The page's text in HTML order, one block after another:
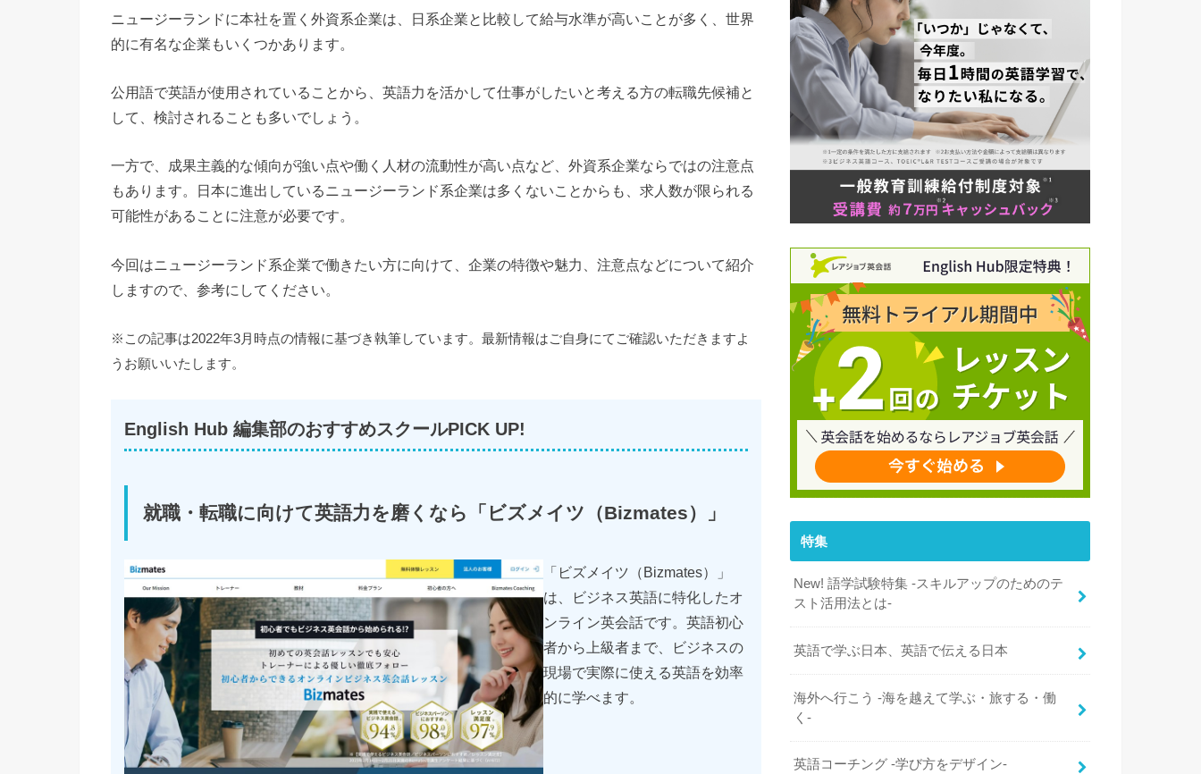
ニュージーランドに本社を置く外資系企業は、日系企業と比較して給与水準が高いことが多く、世界
的に有名な企業もいくつかあります。
公用語で英語が使用されていることから、英語力を活かして仕事がしたいと考える方の転職先候補と
して、検討されることも多いでしょう。
一方で、成果主義的な傾向が強い点や働く人材の流動性が高い点など、外資系企業ならではの注意点
もあります。日本に進出しているニュージーランド系企業は多くないことからも、求人数が限られる
可能性があることに注意が必要です。
今回はニュージーランド系企業で働きたい方に向けて、企業の特徴や魅力、注意点などについて紹介
しますので、参考にしてください。
※この記事は2022年3月時点の情報に基づき執筆しています。最新情報はご自身にてご確認いただきますよ
うお願いいたします。
English Hub 編集部のおすすめスクールPICK UP!
就職・転職に向けて英語力を磨くなら「ビズメイツ（Bizmates）」
「ビズメイツ（Bizmates）」
は、ビジネス英語に特化したオ
ンライン英会話です。英語初心
者から上級者まで、ビジネスの
現場で実際に使える英語を効率
的に学べます。
特集
New! 語学試験特集 -スキルアップのためのテ
スト活用法とは-
英語で学ぶ日本、英語で伝える日本
海外へ行こう -海を越えて学ぶ・旅する・働
く-
英語コーチング -学び方をデザイン-